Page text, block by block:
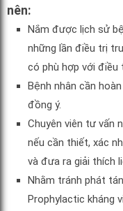
nên:
Nắm được lịch sử
những lần điều trị
có phù hợp với điều
Bệnh nhân cần
đồng ý.
Chuyên viên tư vấn
nếu cần thiết, xác
và đưa ra giải thích
Nhằm tránh phát
Prophylactic kháng